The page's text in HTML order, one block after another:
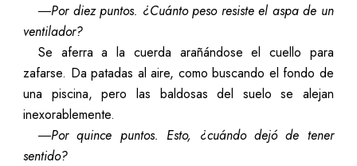
―Por diez puntos. ¿Cuánto peso resiste el aspa de un
ventilador?
Se aferra a la cuerda arañándose el cuello para
zafarse. Da patadas al aire, como buscando el fondo de
una piscina, pero las baldosas del suelo se alejan
inexorablemente.
―Por quince puntos. Esto, ¿cuándo dejó de tener
sentido?